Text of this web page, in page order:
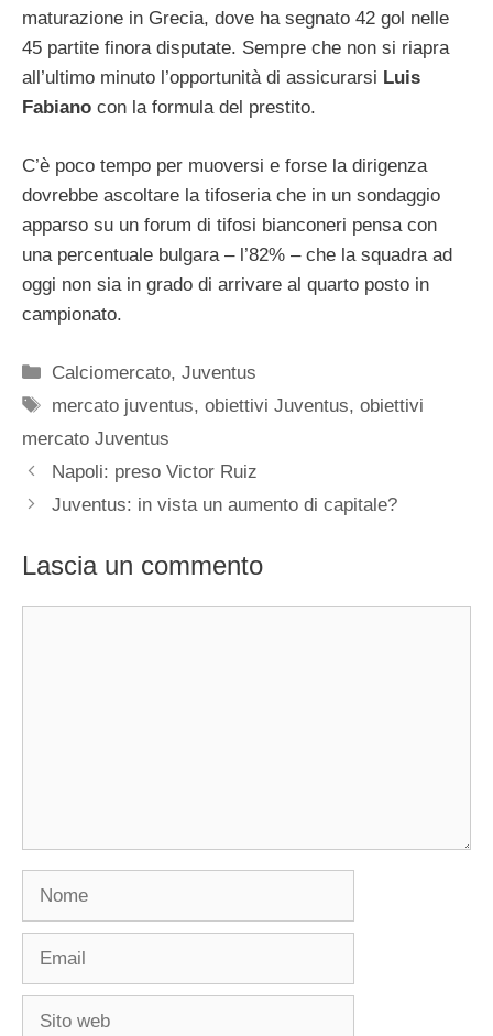
maturazione in Grecia, dove ha segnato 42 gol nelle
45 partite finora disputate. Sempre che non si riapra
all’ultimo minuto l’opportunità di assicurarsi Luis
Fabiano con la formula del prestito.
C’è poco tempo per muoversi e forse la dirigenza
dovrebbe ascoltare la tifoseria che in un sondaggio
apparso su un forum di tifosi bianconeri pensa con
una percentuale bulgara – l’82% – che la squadra ad
oggi non sia in grado di arrivare al quarto posto in
campionato.
Categorie
Calciomercato,Juventus
Tag
mercato juventus,obiettivi Juventus,obiettivi
mercato Juventus
Napoli: preso Victor Ruiz
Juventus: in vista un aumento di capitale?
Lascia un commento